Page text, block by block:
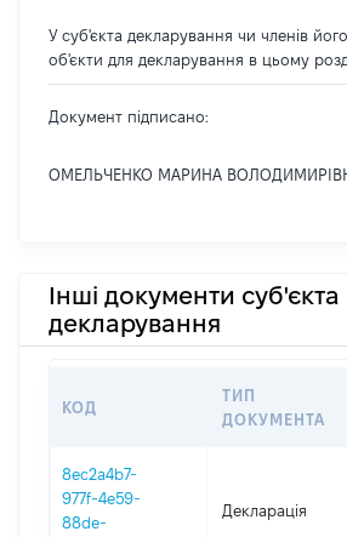
У суб'єкта декларування чи членів його
об'єкти для декларування в цьому
Документ підписано:
ОМЕЛЬЧЕНКО МАРИНА
Інші документи суб'єкта
декларування
КОД
ТИП
ДОКУМЕНТА
8ec2a4b7-
977f-4e59-
88de-
Декларація